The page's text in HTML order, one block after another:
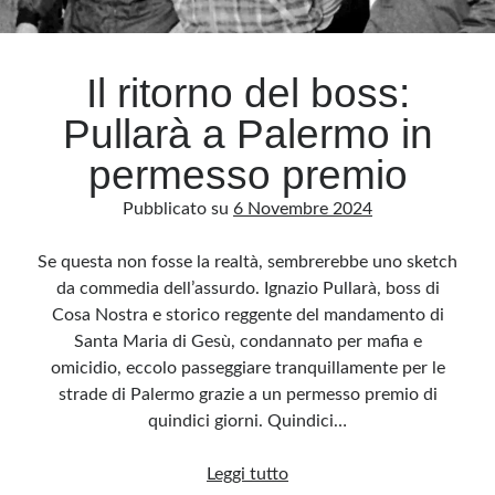
Archivio
Categorie
Questo blog non rappresenta una testata giornalistica, in quanto viene aggiornato
sensi della legge n· 62 del 7.03.2001. L’autore non è responsabile di quanto
pubblicato dai lettori nei commenti ai vari post. Saranno comunque cancellati quelli
ritenuti offensivi o lesivi dell’immagine o dell’onorabilità di terzi, di genere spam,
razzisti o che contengano dati personali non conformi al rispetto delle norme sulla
privacy. Alcune immagini inserite in questo blog sono tratte da Internet e, pertanto,
considerate di pubblico dominio. Qualora la loro pubblicazione violasse eventuali
diritti d’autore, vi invito a comunicarlo via e-mail a info[at]dinovalle.it e saranno
Il ritorno del boss:
Pullarà a Palermo in
permesso premio
Pubblicato su 6 Novembre 2024
Se questa non fosse la realtà, sembrerebbe uno sketch
da commedia dell’assurdo. Ignazio Pullarà, boss di
Cosa Nostra e storico reggente del mandamento di
Santa Maria di Gesù, condannato per mafia e
omicidio, eccolo passeggiare tranquillamente per le
strade di Palermo grazie a un permesso premio di
quindici giorni. Quindici…
Leggi tuttoIl